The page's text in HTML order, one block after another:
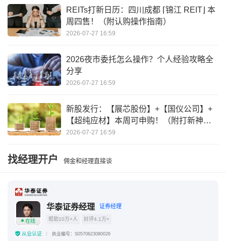
20号胶前20名期商净空头增加 2018年股灾两融爆仓
期货多头持仓是空头的2倍多
REITs打新日历：四川成都 ⌈锦江 REIT⌋ 本
周四售！（附认购操作指南）
2026-07-27 16:59
2026夜市委托怎么操作？个人经验攻略全
分享
2026-07-27 16:59
新股发行：【展芯股份】+【国仪公司】+
【超纯应材】本周可申购！（附打新神
器）
2026-07-27 16:59
找经理开户 佣金和经理直接谈
在线
华泰证券经理 证券经理
帮助10万+人 好评4.1万+
从业认证 执业编号：S0570623080026